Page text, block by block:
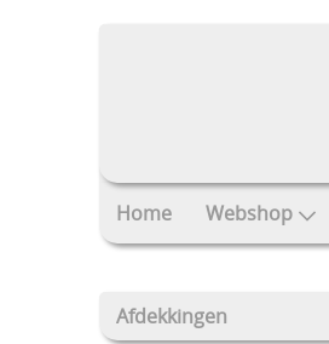
Home Webshop
Afdekkingen